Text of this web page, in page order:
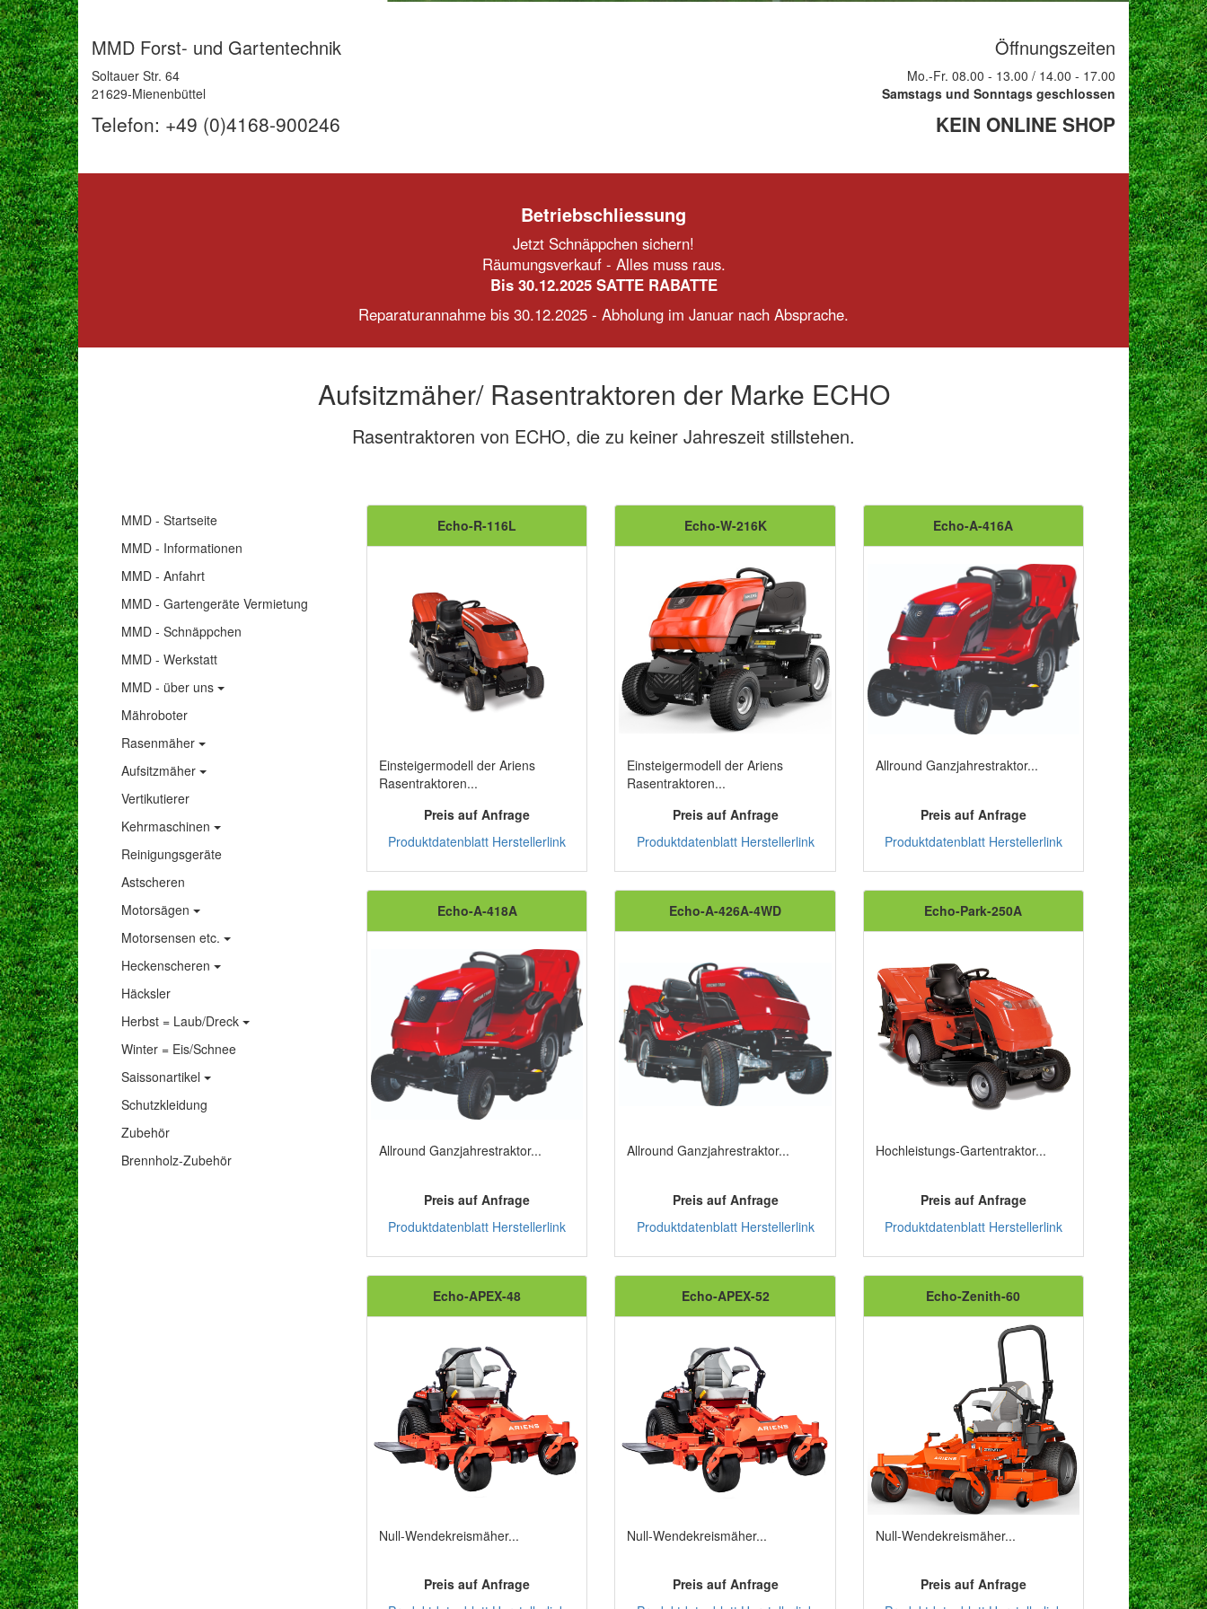
MMD Forst- und Gartentechnik
Soltauer Str. 64
21629-Mienenbüttel
Telefon: +49 (0)4168-900246
Öffnungszeiten
Mo.-Fr. 08.00 - 13.00 / 14.00 - 17.00
Samstags und Sonntags geschlossen
KEIN ONLINE SHOP
Betriebschliessung
Jetzt Schnäppchen sichern!
Räumungsverkauf - Alles muss raus.
Bis 30.12.2025 SATTE RABATTE
Reparaturannahme bis 30.12.2025 - Abholung im Januar nach Absprache.
Aufsitzmäher/ Rasentraktoren der Marke ECHO
Rasentraktoren von ECHO, die zu keiner Jahreszeit stillstehen.
MMD - Startseite
MMD - Informationen
MMD - Anfahrt
MMD - Gartengeräte Vermietung
MMD - Schnäppchen
MMD - Werkstatt
MMD - über uns
Mähroboter
Rasenmäher
Aufsitzmäher
Vertikutierer
Kehrmaschinen
Reinigungsgeräte
Astscheren
Motorsägen
Motorsensen etc.
Heckenscheren
Häcksler
Herbst = Laub/Dreck
Winter = Eis/Schnee
Saissonartikel
Schutzkleidung
Zubehör
Brennholz-Zubehör
Echo-R-116L
Einsteigermodell der Ariens
Rasentraktoren...
Preis auf Anfrage
Produktdatenblatt Herstellerlink
Echo-W-216K
Einsteigermodell der Ariens
Rasentraktoren...
Preis auf Anfrage
Produktdatenblatt Herstellerlink
Echo-A-416A
Allround Ganzjahrestraktor...
Preis auf Anfrage
Produktdatenblatt Herstellerlink
Echo-A-418A
Allround Ganzjahrestraktor...
Preis auf Anfrage
Produktdatenblatt Herstellerlink
Echo-A-426A-4WD
Allround Ganzjahrestraktor...
Preis auf Anfrage
Produktdatenblatt Herstellerlink
Echo-Park-250A
Hochleistungs-Gartentraktor...
Preis auf Anfrage
Produktdatenblatt Herstellerlink
Echo-APEX-48
Null-Wendekreismäher...
Preis auf Anfrage
Echo-APEX-52
Null-Wendekreismäher...
Preis auf Anfrage
Echo-Zenith-60
Null-Wendekreismäher...
Preis auf Anfrage